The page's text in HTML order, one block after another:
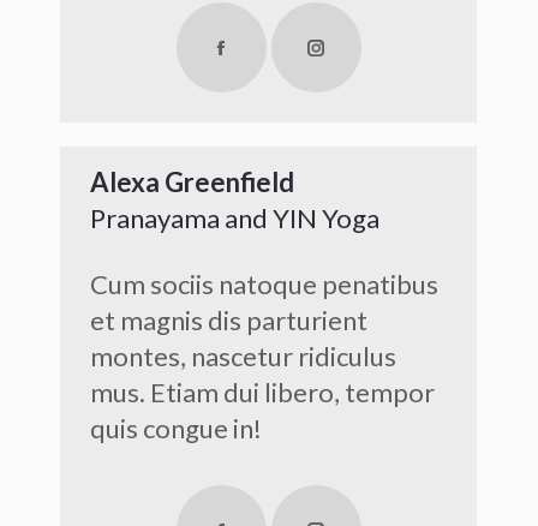
FacebookInstagram
Alexa Greenfield
Pranayama and YIN Yoga
Cum sociis natoque penatibus
et magnis dis parturient
montes, nascetur ridiculus
mus. Etiam dui libero, tempor
quis congue in!